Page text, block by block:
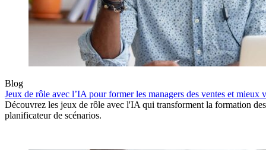
Blog
Jeux de rôle avec l’IA pour former les managers des ventes et mieux
Découvrez les jeux de rôle avec l'IA qui transforment la formation
planificateur de scénarios.